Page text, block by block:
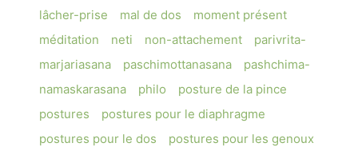
lâcher-prise
mal de dos
moment présent
méditation
neti non-attachement
parivrita-
marjariasana
paschimottanasana
pashchima-
namaskarasana
philo
posture de la pince
postures
postures pour le diaphragme
postures pour le dos
postures pour les genoux